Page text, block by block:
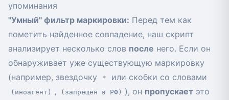
упоминания
"Умный" фильтр маркировки: Перед тем как
пометить найденное совпадение, наш скрипт
анализирует несколько слов после него. Если он
обнаруживает уже существующую маркировку
(например, звездочку
* или скобки со словами
(иноагент) , (запрещен в РФ) ), он пропускает это